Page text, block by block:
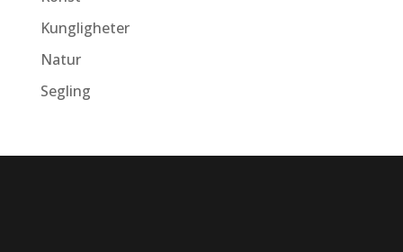
Kungligheter
Natur
Segling